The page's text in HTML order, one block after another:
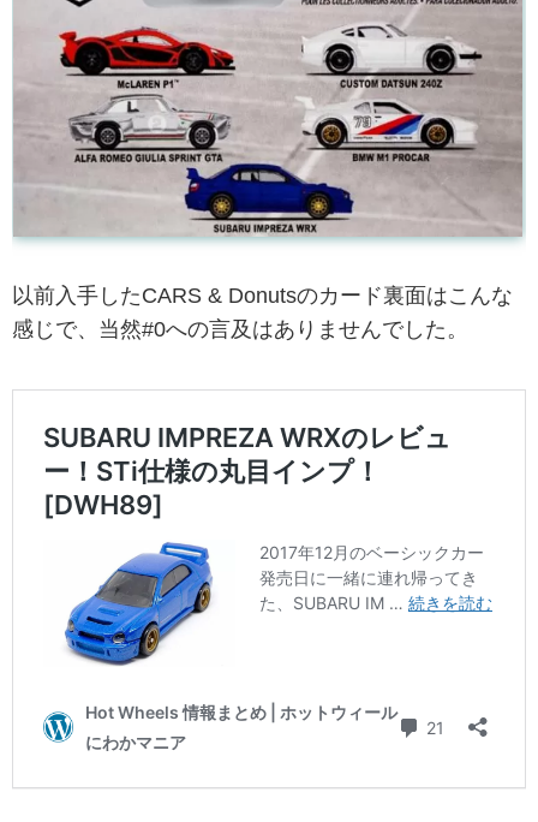
以前入手したCARS & Donutsのカード裏面はこんな
感じで、当然#0への言及はありませんでした。